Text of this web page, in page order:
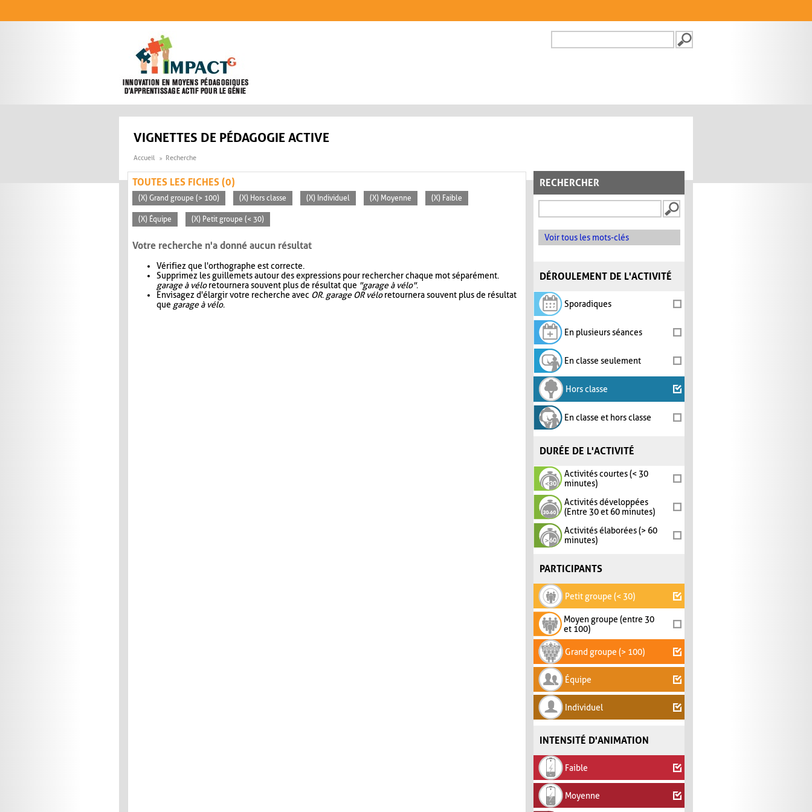
FORMULAIRE DE
VIGNETTES DE PÉDAGOGIE ACTIVE
Accueil Recherche
RECHERCHER
Voir tous les mots-clés
DÉROULEMENT DE L'ACTIVITÉ
Sporadiques
En plusieurs séances
En classe seulement
Hors classe
En classe et hors classe
DURÉE DE L'ACTIVITÉ
Activités courtes (< 30
minutes)
Activités développées
(Entre 30 et 60 minutes)
Activités élaborées (> 60
minutes)
PARTICIPANTS
Petit groupe (< 30)
Moyen groupe (entre 30
et 100)
Grand groupe (> 100)
Équipe
Individuel
INTENSITÉ D'ANIMATION
Faible
Moyenne
TOUTES LES FICHES (0)
(X) Grand groupe (> 100) (X) Hors classe (X) Individuel (X) Moyenne (X) Faible
(X) Équipe (X) Petit groupe (< 30)
Votre recherche n'a donné aucun résultat
Vérifiez que l'orthographe est correcte.
Supprimez les guillemets autour des expressions pour rechercher chaque mot séparément.
garage à véloretournera souvent plus de résultat que "garage à vélo".
Envisagez d'élargir votre recherche avec OR. garage OR véloretournera souvent plus de résultat
que garage à vélo.